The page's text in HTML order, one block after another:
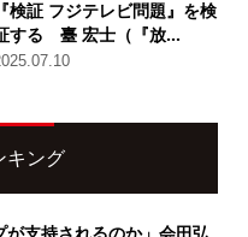
『検証 フジテレビ問題』を検
する 臺 宏士（『放...
キング